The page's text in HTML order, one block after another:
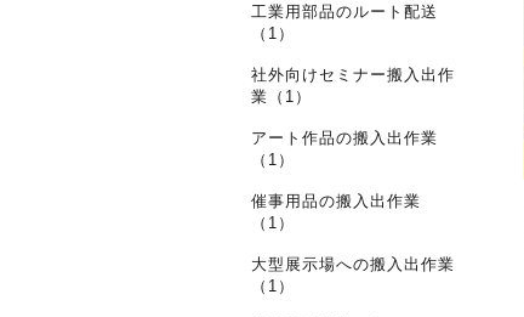
工業用部品のルート配送
（1）
社外向けセミナー搬入出作
業（1）
アート作品の搬入出作業
（1）
催事用品の搬入出作業
（1）
大型展示場への搬入出作業
（1）